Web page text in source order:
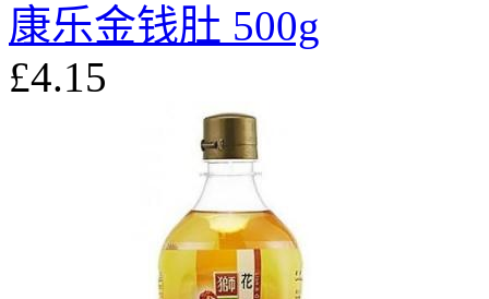
康乐金钱肚 500g
£4.15